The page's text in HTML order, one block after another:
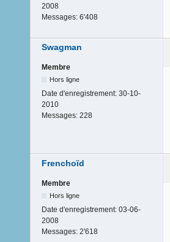
2008
Messages: 6'408
Swagman
Membre
Hors ligne
Date d'enregistrement: 30-10-
2010
Messages: 228
Frenchoïd
Membre
Hors ligne
Date d'enregistrement: 03-06-
2008
Messages: 2'618